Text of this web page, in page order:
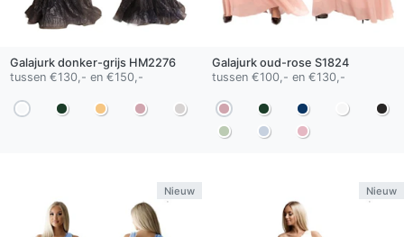
Galajurk donker-grijsHM2276
tussen €130,- en €150,-
Galajurk oud-rose S1824
tussen €100,- en €130,-
Nieuw Nieuw